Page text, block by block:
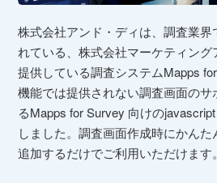
株式会社アンド・ディは、調査業界
れている、株式会社マーケティン
提供している調査システムMapps
機能では提供されない調査画⾯のサ
るMapps for Survey 向けの
しました。調査画面作成時にかん
追加するだけでご利用いただけます。